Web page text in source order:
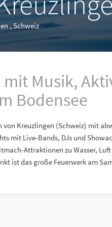
, Schweiz
Musik,
Bodensee
Kreuzlingen (Schweiz) mit
mit Live-Bands, DJs und
Attraktionen zu Wasser,
ist das große Feuerwerk am